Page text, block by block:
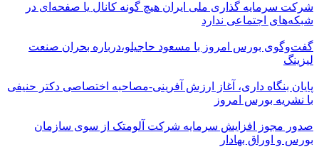
شرکت سرمایه گذاری ملی ایران هیچ گونه کانال یا صفحه‌ای در
شبکه‌های اجتماعی ندارد
گفت‌وگوی بورس امروز با مسعود حاجیلو،درباره بحران صنعت
لیزینگ
پایان بنگاه داری، آغاز ارزش آفرینی-مصاحبه اختصاصی دکتر حنیفی
با نشریه بورس امروز
صدور مجوز افزایش سرمایه شرکت آلومتک از سوی سازمان
بورس و اوراق بهادار